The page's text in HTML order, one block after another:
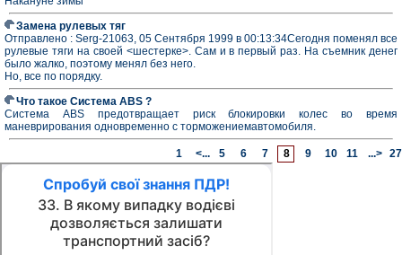
Замена рулевых тяг
Отправлено : Serg-21063, 05 Сентября 1999 в 00:13:34Сегодня поменял все
рулевые тяги на своей <шестерке>. Сам и в первый раз. На съемник денег
было жалко, поэтому менял без него.
Но, все по порядку.
Что такое Система ABS ?
Система ABS предотвращает риск блокировки колес во время
маневрирования одновременно с торможениемавтомобиля.
1 <... 5 6 7 8 9 10 11 ...> 27